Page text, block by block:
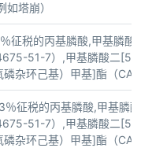
如塔崩）
征税的丙基膦酸,甲基膦酸二聚
51-7）,甲基膦酸二[5-（
磷杂环己基）甲基]酯（CAS号
％征税的丙基膦酸,甲基膦酸二
51-7）,甲基膦酸二[5-（
磷杂环己基）甲基]酯（CAS号